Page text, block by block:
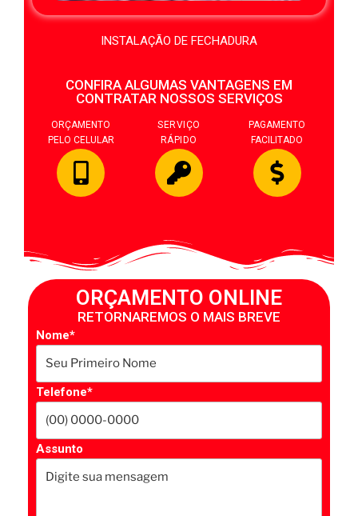
INSTALAÇÃO DE FECHADURA
CONFIRA ALGUMAS VANTAGENS EM
CONTRATAR NOSSOS SERVIÇOS
ORÇAMENTO
PELO CELULAR
SERVIÇO
RÁPIDO
PAGAMENTO
FACILITADO
ORÇAMENTO ONLINE
RETORNAREMOS O MAIS BREVE
Nome*
Telefone*
Assunto